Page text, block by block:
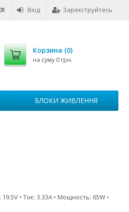
Вхід Зареєструйтесь
Корзина (0)
на суму 0 грн.
БЛОКИ ЖИВЛЕННЯ
• Ток: 3.33A • Мощность: 65W •